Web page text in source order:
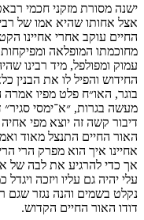
ישנה מסורת מזקני חכמי
אצל אחותו שהיא אמו של
החיים עוקב אחרי אחיינו
מחוכמתו המופלאה
עמוק ומפולפל, מיד רבינו
החידוש והפיל לו את הבנין
בוגר, האו״ח פלט מפיו
מעשה בגרות, ״א־ימסי
דיבור קשה זה יוצא מפי
האור החיים התנצל מאוד
אחיינו איך הוא מפרק הרי
אך כדי להרגיע את לבה של
עלי יהיה גם עליו ויזכה
נקלט בשמים והנה נגזר שגם
דודו האור החיים הקדוש.